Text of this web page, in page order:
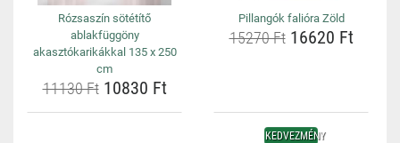
Rózsaszín sötétítő
ablakfüggöny
akasztókarikákkal 135 x 250
cm
11130 Ft10830 Ft
Pillangók falióra Zöld
15270 Ft16620 Ft
KEDVEZMÉNY